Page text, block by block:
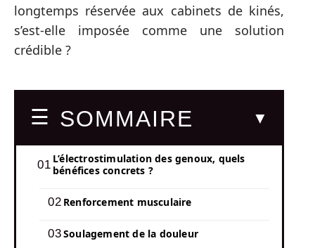
longtemps réservée aux cabinets de kinés,
s’est-elle imposée comme une solution
crédible ?
SOMMAIRE
L’électrostimulation des genoux, quels
bénéfices concrets ?
Renforcement musculaire
Soulagement de la douleur